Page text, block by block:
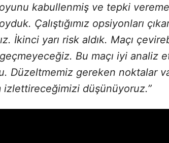
kabullenmiş ve tepki
Çalıştığımız opsiyonları
İkinci yarı risk aldık. Maçı
Bu maçı iyi analiz
Düzeltmemiz gereken noktalar
izlettireceğimizi düşünüyoruz.”